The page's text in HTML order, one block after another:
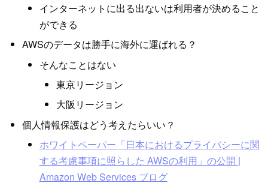
インターネットに出る出ないは利用者が決めること
ができる
AWSのデータは勝手に海外に運ばれる？
そんなことはない
東京リージョン
大阪リージョン
個人情報保護はどう考えたらいい？
ホワイトペーパー「日本におけるプライバシーに関
する考慮事項に照らした AWSの利用」の公開 |
Amazon Web Services ブログ